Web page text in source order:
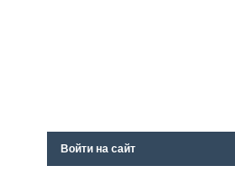
Войти на сайт